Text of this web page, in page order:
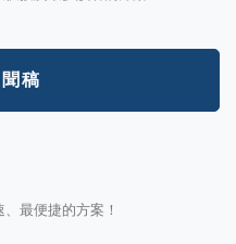
稿
最便捷的方案！